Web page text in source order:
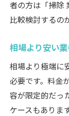
者の方は「掃除
比較検討するの
相場より安い
相場より極端に
必要です。料金
容が限定的だっ
ケースもあります